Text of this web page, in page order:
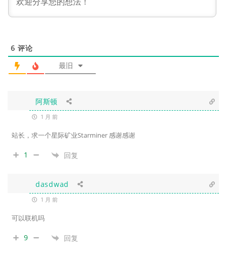
6 评论
最旧
阿斯顿
1 月 前
站长，求一个星际矿业Starminer 感谢感谢
1 回复
dasdwad
1 月 前
可以联机吗
9 回复